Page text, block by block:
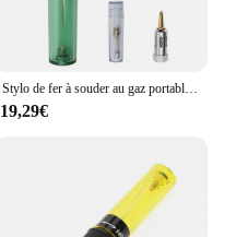
Stylo de fer à souder au gaz portable, petit outil de soudage au gaz professionnel, outils d'entretien ménagers résistants à la chaleur
19,29€